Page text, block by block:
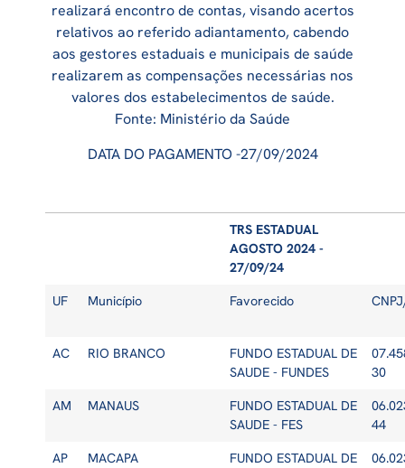
realizará encontro de contas, visando acertos
relativos ao referido adiantamento, cabendo
aos gestores estaduais e municipais de saúde
realizarem as compensações necessárias nos
valores dos estabelecimentos de saúde.
Fonte: Ministério da Saúde
DATA DO PAGAMENTO -27/09/2024
TRS ESTADUAL
AGOSTO 2024 -
27/09/24
UF Município Favorecido
AC RIO BRANCO
FUNDO ESTADUAL DE
SAUDE - FUNDES
30
AM MANAUS
FUNDO ESTADUAL DE
SAUDE - FES
44
AP MACAPA
FUNDO ESTADUAL DE